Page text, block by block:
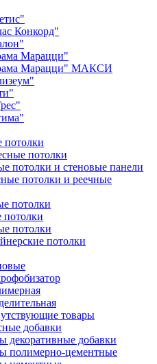
Конкорд"
Марацци"
Марацци" МАКСИ
потолки
потолки
потолки и стеновые панели
потолки и реечные
потолки
потолки
потолки
потолки
товары
добавки
декоративные добавки
полимерно-цементные